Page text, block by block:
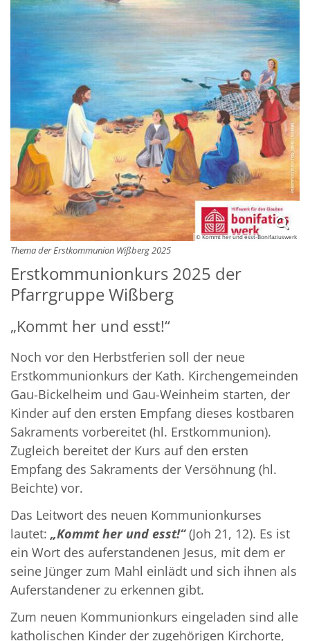
© Kommt her und esst-Bonifaziuswerk
Thema der Erstkommunion Wißberg 2025
Erstkommunionkurs 2025 der
Pfarrgruppe Wißberg
„Kommt her und esst!“
Noch vor den Herbstferien soll der neue
Erstkommunionkurs der Kath. Kirchengemeinden
Gau-Bickelheim und Gau-Weinheim starten, der
Kinder auf den ersten Empfang dieses kostbaren
Sakraments vorbereitet (hl. Erstkommunion).
Zugleich bereitet der Kurs auf den ersten
Empfang des Sakraments der Versöhnung (hl.
Beichte) vor.
Das Leitwort des neuen Kommunionkurses
lautet: „Kommt her und esst!“(Joh 21, 12). Es ist
ein Wort des auferstandenen Jesus, mit dem er
seine Jünger zum Mahl einlädt und sich ihnen als
Auferstandener zu erkennen gibt.
Zum neuen Kommunionkurs eingeladen sind alle
katholischen Kinder der zugehörigen Kirchorte,